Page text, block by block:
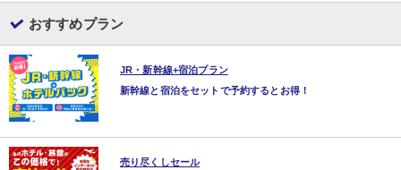
おすすめプラン
JR・新幹線+宿泊プラン
新幹線と宿泊をセットで予約するとお得！
売り尽くしセール